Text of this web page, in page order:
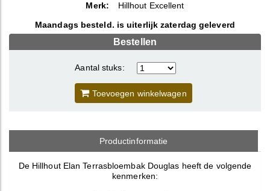
Merk:
Hillhout Excellent
Maandags besteld. is uiterlijk zaterdag geleverd
Bestellen
Aantal stuks:
Toevoegen winkelwagen
Productinformatie
De Hillhout Elan Terrasbloembak Douglas heeft de volgende
kenmerken: